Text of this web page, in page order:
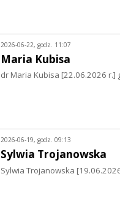
2026-06-22, godz. 11:07
Maria Kubisa
dr Maria Kubisa [22.06.2026 r.]
2026-06-19, godz. 09:13
Sylwia Trojanowska
Sylwia Trojanowska